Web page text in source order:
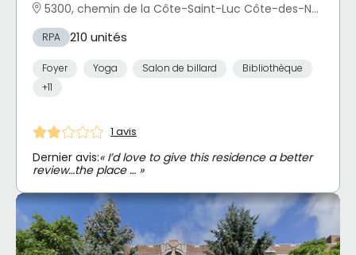
5300, chemin de la Côte-Saint-Luc Côte-des-Neiges - Notre-Dame-de-Grâce, Montréal, QC
RPA 210 unités
Foyer Yoga Salon de billard
Bibliothèque
+11
1 avis
Dernier avis:« I’d love to give this residence a better
review…the place … »